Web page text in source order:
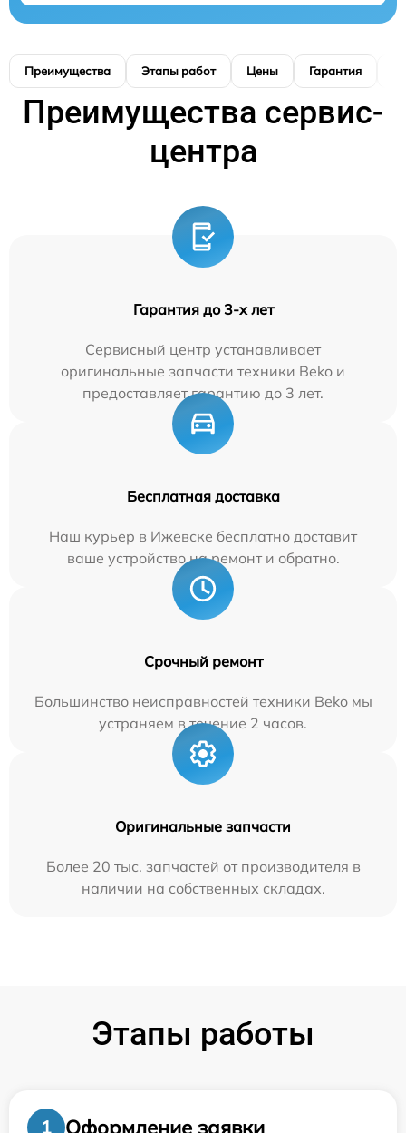
Преимущества Этапы работ Цены Гарантия
Преимущества сервис-
центра
Гарантия до 3-х лет
Сервисный центр устанавливает
оригинальные запчасти техники Beko и
предоставляет гарантию до 3 лет.
Бесплатная доставка
Наш курьер в Ижевске бесплатно доставит
ваше устройство на ремонт и обратно.
Срочный ремонт
Большинство неисправностей техники Beko мы
устраняем в течение 2 часов.
Оригинальные запчасти
Более 20 тыс. запчастей от производителя в
наличии на собственных складах.
Этапы работы
1
Оформление заявки